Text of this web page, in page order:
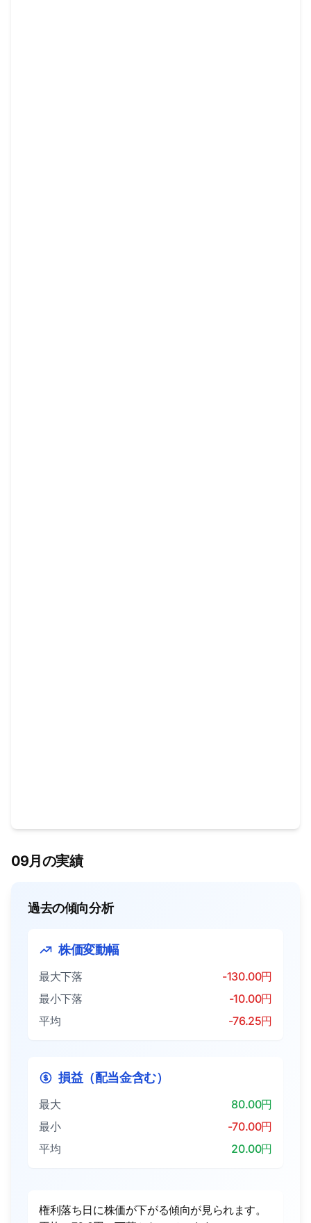
09月の実績
過去の傾向分析
株価変動幅
最大下落
-130.00円
最小下落
-10.00円
平均
-76.25円
損益（配当金含む）
最大
80.00円
最小
-70.00円
平均
20.00円
権利落ち日に株価が下がる傾向が見られます。